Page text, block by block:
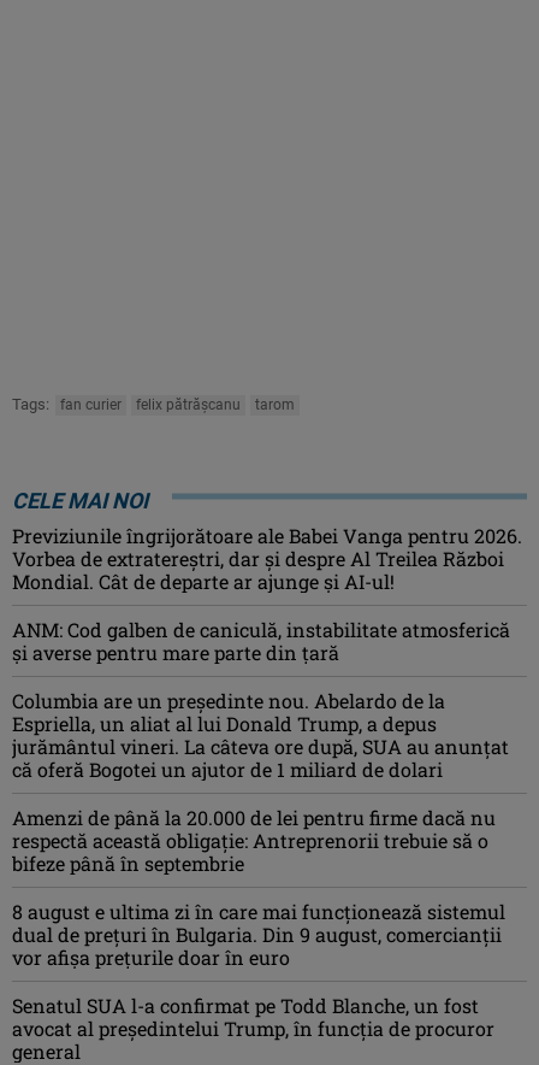
Tags: fan curier felix pătrășcanu tarom
CELE MAI NOI
Previziunile îngrijorătoare ale Babei Vanga pentru 2026.
Vorbea de extratereștri, dar și despre Al Treilea Război
Mondial. Cât de departe ar ajunge și AI-ul!
ANM: Cod galben de caniculă, instabilitate atmosferică
și averse pentru mare parte din țară
Columbia are un președinte nou. Abelardo de la
Espriella, un aliat al lui Donald Trump, a depus
jurământul vineri. La câteva ore după, SUA au anunțat
că oferă Bogotei un ajutor de 1 miliard de dolari
Amenzi de până la 20.000 de lei pentru firme dacă nu
respectă această obligație: Antreprenorii trebuie să o
bifeze până în septembrie
8 august e ultima zi în care mai funcționează sistemul
dual de prețuri în Bulgaria. Din 9 august, comercianții
vor afișa prețurile doar în euro
Senatul SUA l-a confirmat pe Todd Blanche, un fost
avocat al președintelui Trump, în funcția de procuror
general